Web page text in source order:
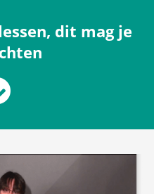
dit mag je